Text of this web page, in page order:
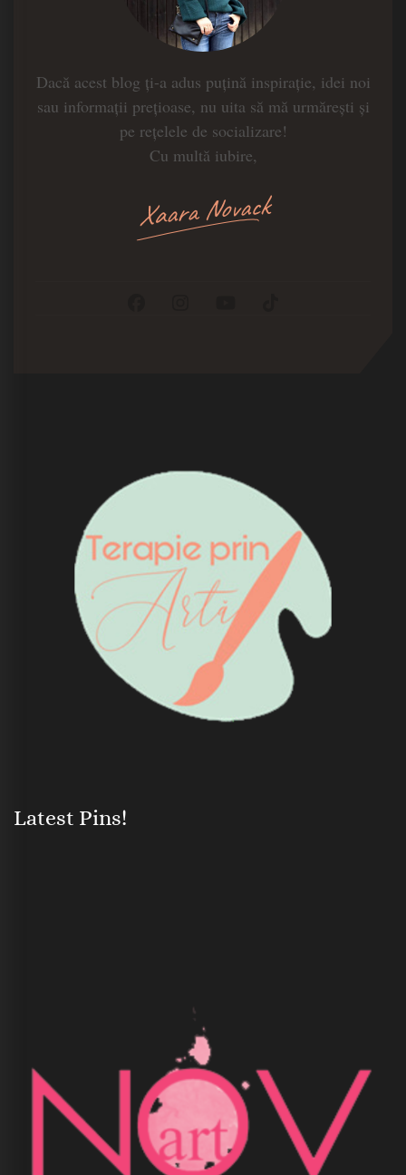
Dacă acest blog ți-a adus puțină inspirație, idei noi
sau informații prețioase, nu uita să mă urmărești și
pe rețelele de socializare!
Cu multă iubire,
Xaara Novack
Latest Pins!